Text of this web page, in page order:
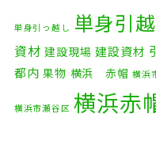
単身引っ越し 単身引越
資材 建設現場 建設資材
都内 果物 横浜 赤帽 横浜
横浜市瀬谷区 横浜赤